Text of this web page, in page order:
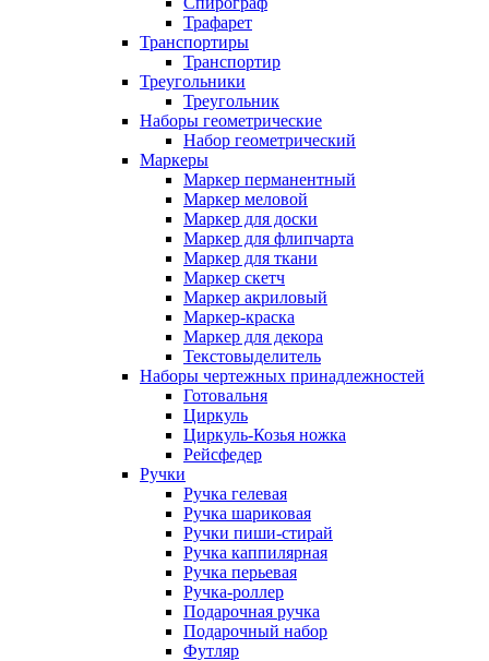
Трафарет
Транспортиры
Транспортир
Треугольники
Треугольник
Наборы геометрические
Набор геометрический
Маркеры
Маркер перманентный
Маркер меловой
Маркер для доски
Маркер для флипчарта
Маркер для ткани
Маркер скетч
Маркер акриловый
Маркер-краска
Маркер для декора
Текстовыделитель
Наборы чертежных принадлежностей
Готовальня
Циркуль
Циркуль-Козья ножка
Рейсфедер
Ручки
Ручка гелевая
Ручка шариковая
Ручки пиши-стирай
Ручка каппилярная
Ручка перьевая
Ручка-роллер
Подарочная ручка
Подарочный набор
Футляр